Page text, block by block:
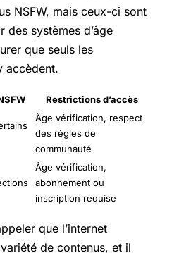
NSFW, mais ceux-ci sont
des systèmes d’âge
que seuls les
accèdent.
Restrictions d’accès
Âge vérification, respect
des règles de
communauté
Âge vérification,
abonnement ou
inscription requise
que l’internet
de contenus, et il